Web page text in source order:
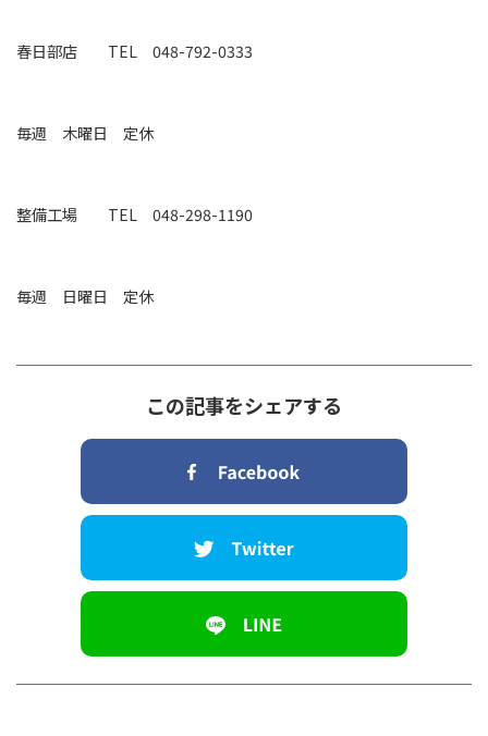
春日部店 TEL 048-792-0333
毎週 木曜日 定休
整備工場 TEL 048-298-1190
毎週 日曜日 定休
この記事をシェアする